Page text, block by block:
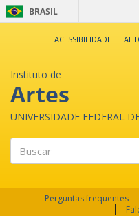
BRASIL
ACESSIBILIDADE
Instituto de
Artes
UNIVERSIDADE FEDERAL
Perguntas frequentes